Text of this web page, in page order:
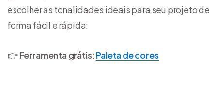
escolher as tonalidades ideais para seu projeto de
forma fácil e rápida:
👉Ferramenta grátis: Paleta de cores